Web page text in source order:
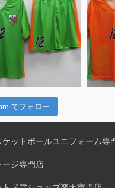
でフォロー
ケットボールユニフォーム専
ージ専門店